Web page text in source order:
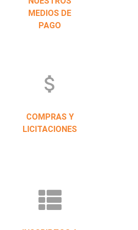
MEDIOS DE
PAGO
attach_money
COMPRAS Y
LICITACIONES